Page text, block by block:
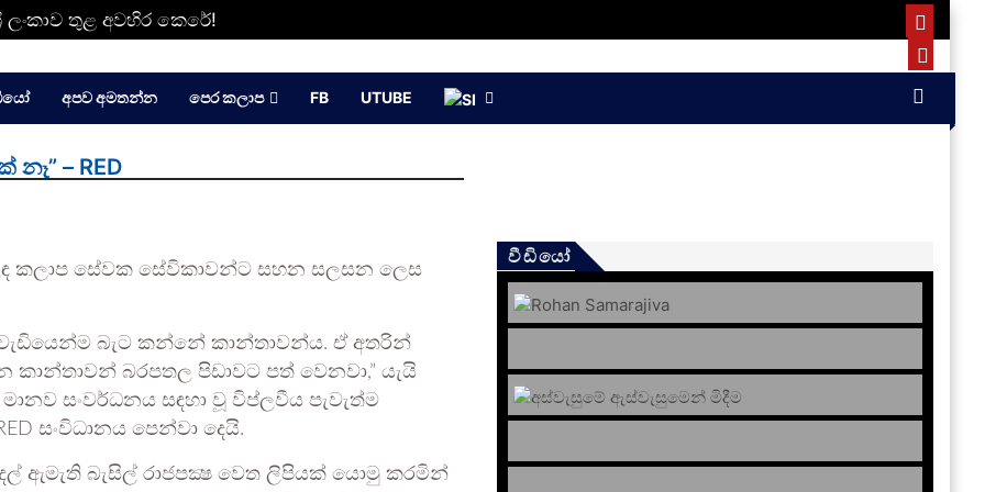
තුළ අවහිර කෙරේ!
අපව අමතන්න පෙර කලාප FB UTUBE
– RED
කලාප සේවක සේවිකාවන්ට සහන සලසන ලෙස
බැට කන්නේ කාන්තාවන්ය. ඒ අතරින්
කාන්තාවන් බරපතල පිඩාවට පත් වෙනවා,” යැයි
සංවර්ධනය සඳහා වූ විප්ලවීය පැවැත්ම
RED සංවිධානය පෙන්වා දෙයි.
ඇමැති බැසිල් රාජපක්‍ෂ වෙත ලිපියක් යොමු කරමින්
වීඩියෝ